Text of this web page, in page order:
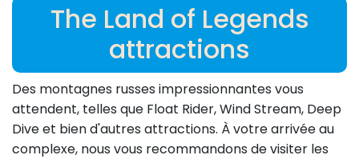
The Land of Legends
attractions
Des montagnes russes impressionnantes vous
attendent, telles que Float Rider, Wind Stream, Deep
Dive et bien d'autres attractions. À votre arrivée au
complexe, nous vous recommandons de visiter les